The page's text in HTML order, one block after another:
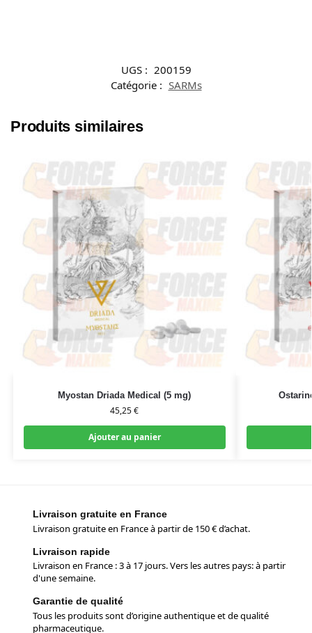
UGS : 200159
Catégorie : SARMs
Produits similaires
Myostan Driada Medical (5 mg)
45,25€
Ajouter au panier
Livraison gratuite en France
Livraison gratuite en France à partir de 150 € d’achat.
Livraison rapide
Livraison en France : 3 à 17 jours. Vers les autres pays: à partir
d'une semaine.
Garantie de qualité
Tous les produits sont d’origine authentique et de qualité
pharmaceutique.